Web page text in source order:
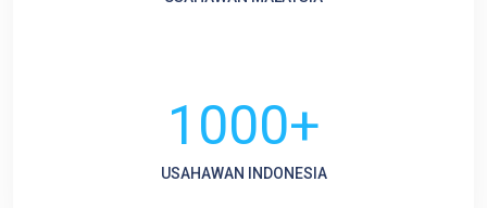
1000+
USAHAWAN INDONESIA